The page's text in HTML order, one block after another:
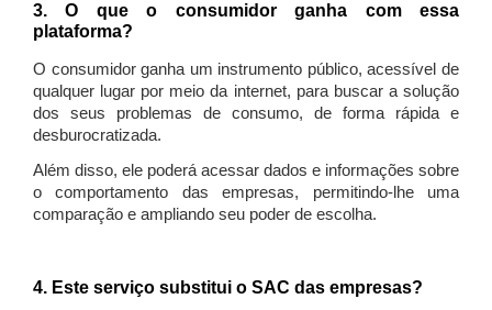
3. O que o consumidor ganha com essa
plataforma?
O consumidor ganha um instrumento público, acessível de
qualquer lugar por meio da internet, para buscar a solução
dos seus problemas de consumo, de forma rápida e
desburocratizada.
Além disso, ele poderá acessar dados e informações sobre
o comportamento das empresas, permitindo-lhe uma
comparação e ampliando seu poder de escolha.
4. Este serviço substitui o SAC das empresas?